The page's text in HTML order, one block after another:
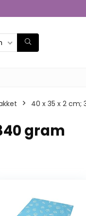
‎40 x 35 x 2 cm;
gram